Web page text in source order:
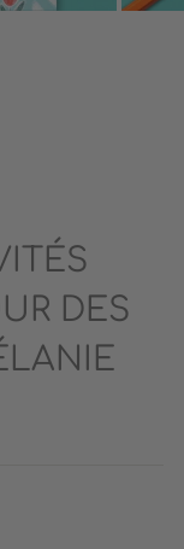
(ESC)
DES